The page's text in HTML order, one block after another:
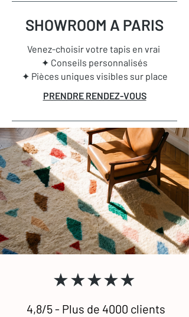
SHOWROOM A PARIS
Venez-choisir votre tapis en vrai
✦ Conseils personnalisés
✦ Pièces uniques visibles sur place
PRENDRE RENDEZ-VOUS
★★★★★
4,8/5 - Plus de 4000 clients